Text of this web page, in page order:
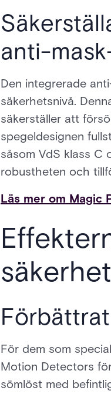
anti-
Den integrerade
säkerhetsnivå.
säkerställer att
spegeldesignen
såsom VdS klass C
robustheten och
Läs mer om Magic
För dem som
Motion Detectors
sömlöst med